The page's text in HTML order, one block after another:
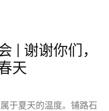
| 谢谢你们，
天
于夏天的温度。铺路石